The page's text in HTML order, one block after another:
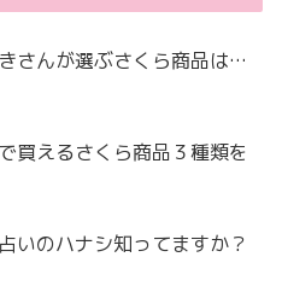
さんが選ぶさくら商品は…
買えるさくら商品３種類を
いのハナシ知ってますか？